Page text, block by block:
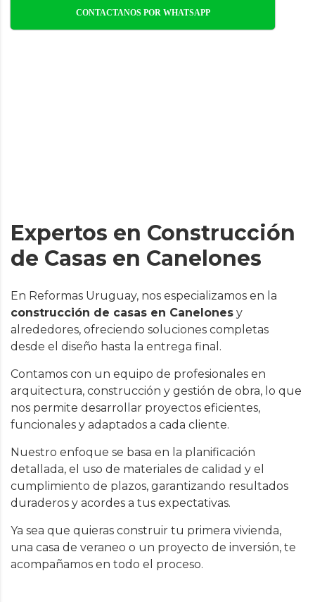
CONTACTANOS POR WHATSAPP
Expertos en Construcción
de Casas en Canelones
En Reformas Uruguay, nos especializamos en la
construcción de casas en Canelones y
alrededores, ofreciendo soluciones completas
desde el diseño hasta la entrega final.
Contamos con un equipo de profesionales en
arquitectura, construcción y gestión de obra, lo que
nos permite desarrollar proyectos eficientes,
funcionales y adaptados a cada cliente.
Nuestro enfoque se basa en la planificación
detallada, el uso de materiales de calidad y el
cumplimiento de plazos, garantizando resultados
duraderos y acordes a tus expectativas.
Ya sea que quieras construir tu primera vivienda,
una casa de veraneo o un proyecto de inversión, te
acompañamos en todo el proceso.